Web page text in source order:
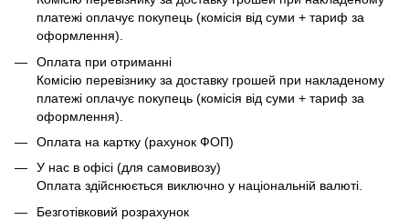
платежі оплачує покупець (комісія від суми + тариф за
оформлення).
Оплата при отриманні
Комісію перевізнику за доставку грошей при накладеному
платежі оплачує покупець (комісія від суми + тариф за
оформлення).
Оплата на картку (рахунок ФОП)
У нас в офісі (для самовивозу)
Оплата здійснюється виключно у національній валюті.
Безготівковий розрахунок